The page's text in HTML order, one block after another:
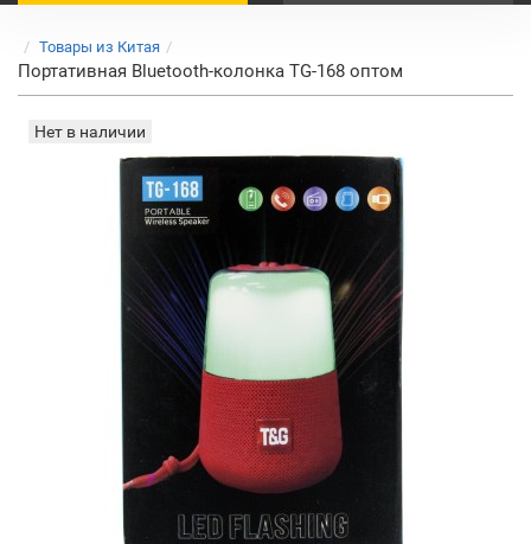
Товары из Китая
Портативная Bluetooth-колонка TG-168 оптом
Нет в наличии